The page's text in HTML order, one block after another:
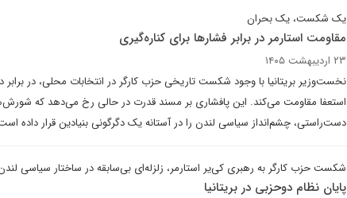
یک شکست، یک بحران
مقاومت استارمر در برابر فشارها برای کناره‌گیری
۲۳ اردیبهشت ۱۴۰۵
نخست‌وزیر بریتانیا با وجود شکست تاریخی حزب کارگر در انتخابات محلی، در
استعفا مقاومت می‌کند. این پافشاری بر مسند قدرت در حالی رخ می‌دهد که
دست‌راستی، چشم‌انداز سیاسی لندن را در آستانه یک دگرگونی بنیادین قرار داده
شکست حزب کارگر به رهبری کی‌یر استارمر، زلزله‌ای بی‌سابقه در ساختار سیاسی
پایان نظام دوحزبی در بریتانیا